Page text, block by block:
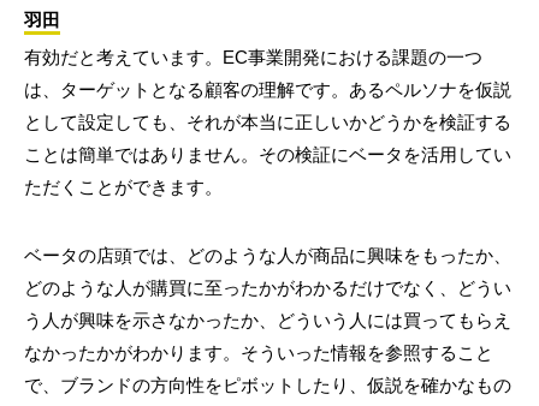
羽田
有効だと考えています。EC事業開発における課題の一つ
は、ターゲットとなる顧客の理解です。あるペルソナを仮説
として設定しても、それが本当に正しいかどうかを検証する
ことは簡単ではありません。その検証にベータを活用してい
ただくことができます。
ベータの店頭では、どのような人が商品に興味をもったか、
どのような人が購買に至ったかがわかるだけでなく、どうい
う人が興味を示さなかったか、どういう人には買ってもらえ
なかったかがわかります。そういった情報を参照すること
で、ブランドの方向性をピボットしたり、仮説を確かなもの